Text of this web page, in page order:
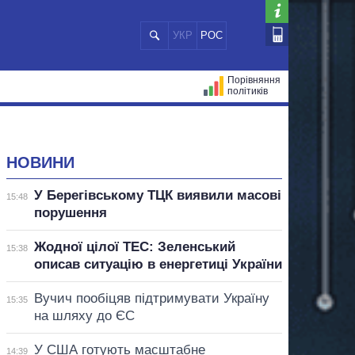
УКР РОС
Порівняння
політиків
НОВИНИ
15:48
У Берегівському ТЦК виявили масові
порушення
15:38
Жодної цілої ТЕС: Зеленський
описав ситуацію в енергетиці України
15:35
Вучич пообіцяв підтримувати Україну
на шляху до ЄС
14:39
У США готують масштабне